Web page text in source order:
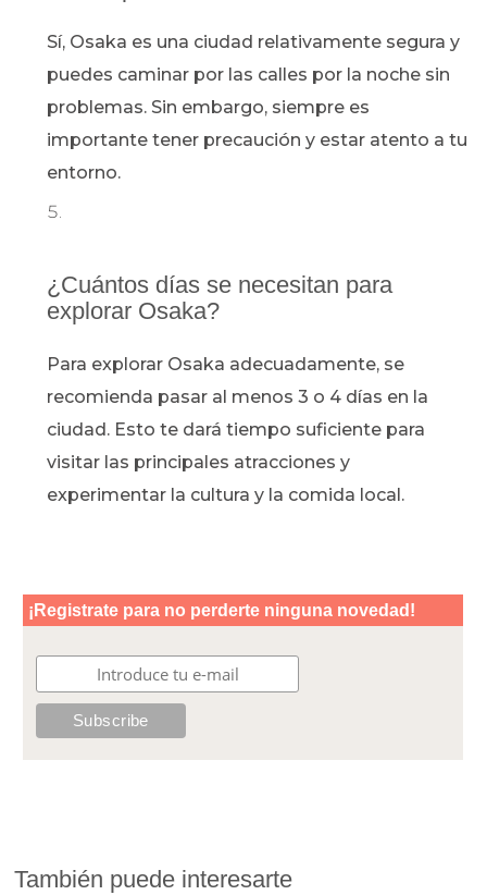
Sí, Osaka es una ciudad relativamente segura y
puedes caminar por las calles por la noche sin
problemas. Sin embargo, siempre es
importante tener precaución y estar atento a tu
entorno.
¿Cuántos días se necesitan para
explorar Osaka?
Para explorar Osaka adecuadamente, se
recomienda pasar al menos 3 o 4 días en la
ciudad. Esto te dará tiempo suficiente para
visitar las principales atracciones y
experimentar la cultura y la comida local.
También puede interesarte